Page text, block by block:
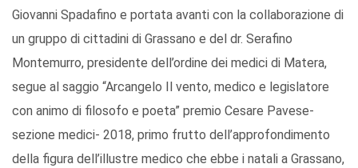
Giovanni Spadafino e portata avanti con la collaborazione di
un gruppo di cittadini di Grassano e del dr. Serafino
Montemurro, presidente dell’ordine dei medici di Matera,
segue al saggio “Arcangelo Il vento, medico e legislatore
con animo di filosofo e poeta” premio Cesare Pavese-
sezione medici- 2018, primo frutto dell’approfondimento
della figura dell’illustre medico che ebbe i natali a Grassano,